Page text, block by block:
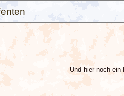
Und hier noch ein